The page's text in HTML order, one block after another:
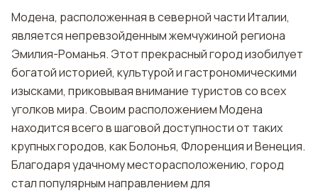
Модена, расположенная в северной части Италии,
является непревзойденным жемчужиной региона
Эмилия-Романья. Этот прекрасный город изобилует
богатой историей, культурой и гастрономическими
изысками, приковывая внимание туристов со всех
уголков мира. Своим расположением Модена
находится всего в шаговой доступности от таких
крупных городов, как Болонья, Флоренция и Венеция.
Благодаря удачному месторасположению, город
стал популярным направлением для